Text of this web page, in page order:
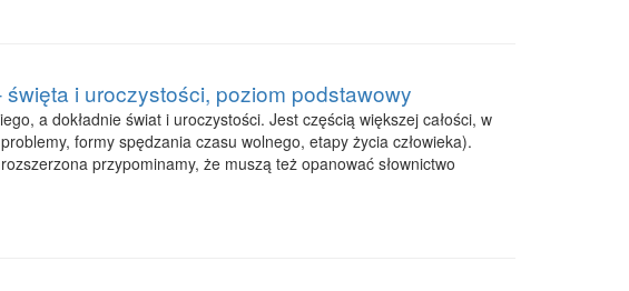
i uroczystości, poziom podstawowy
a dokładnie świat i uroczystości. Jest częścią większej całości, w
formy spędzania czasu wolnego, etapy życia człowieka).
przypominamy, że muszą też opanować słownictwo